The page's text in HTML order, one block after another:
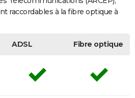
raccordables à la fibre optique à
ADSL Fibre optique